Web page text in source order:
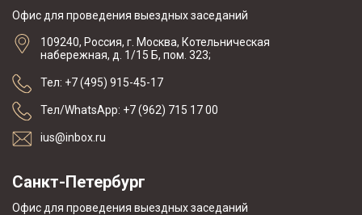
Офис для проведения выездных заседаний
109240, Россия, г. Москва, Котельническая
набережная, д. 1/15 Б, пом. 323;
Тел: +7 (495) 915-45-17
Тел/WhatsApp: +7 (962) 715 17 00
ius@inbox.ru
Санкт-Петербург
Офис для проведения выездных заседаний